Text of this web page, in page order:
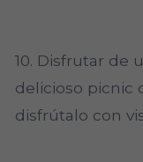
10. Disfrutar de
delicioso picnic
disfrútalo con